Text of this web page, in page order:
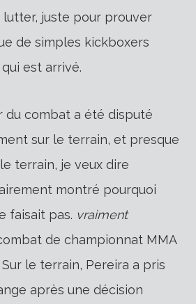
juste pour prouver
de simples kickboxers
est arrivé.
du combat a été disputé
sur le terrain, et presque
terrain, je veux dire
montré pourquoi
faisait pas. vraiment
de championnat MMA
le terrain, Pereira a pris
après une décision